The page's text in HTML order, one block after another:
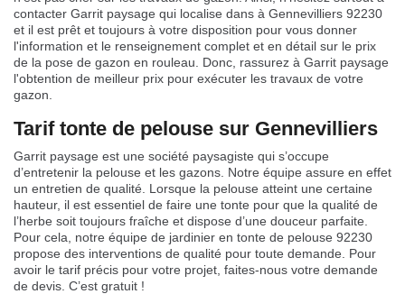
contacter Garrit paysage qui localise dans à Gennevilliers 92230
et il est prêt et toujours à votre disposition pour vous donner
l'information et le renseignement complet et en détail sur le prix
de la pose de gazon en rouleau. Donc, rassurez à Garrit paysage
l'obtention de meilleur prix pour exécuter les travaux de votre
gazon.
Tarif tonte de pelouse sur Gennevilliers
Garrit paysage est une société paysagiste qui s’occupe
d’entretenir la pelouse et les gazons. Notre équipe assure en effet
un entretien de qualité. Lorsque la pelouse atteint une certaine
hauteur, il est essentiel de faire une tonte pour que la qualité de
l’herbe soit toujours fraîche et dispose d’une douceur parfaite.
Pour cela, notre équipe de jardinier en tonte de pelouse 92230
propose des interventions de qualité pour toute demande. Pour
avoir le tarif précis pour votre projet, faites-nous votre demande
de devis. C’est gratuit !